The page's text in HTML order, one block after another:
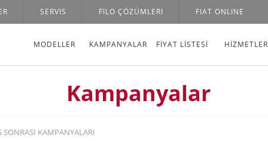
SERVIS FILO ÇÖZÜMLERI FIAT ONLINE
MODELLER KAMPANYALAR FİYAT LİSTESİ HIZMETLER
Kampanyalar
SONRASI KAMPANYALARI